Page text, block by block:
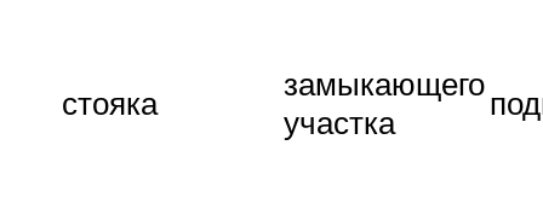
стояка
замыкающего
участка